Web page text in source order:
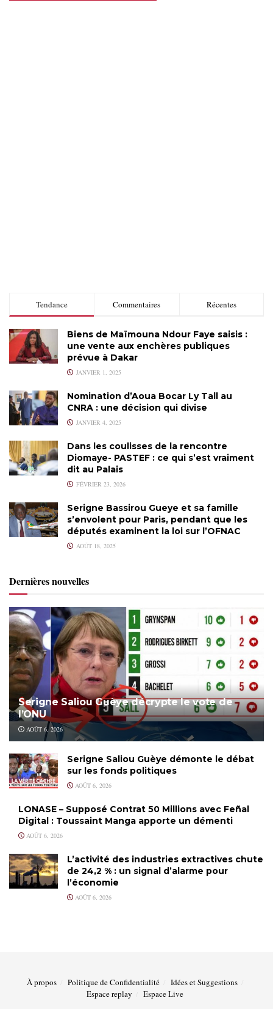
Tendance Commentaires Récentes
Biens de Maïmouna Ndour Faye saisis :
une vente aux enchères publiques
prévue à Dakar
JANVIER 1, 2025
Nomination d’Aoua Bocar Ly Tall au
CNRA : une décision qui divise
JANVIER 4, 2025
Dans les coulisses de la rencontre
Diomaye- PASTEF : ce qui s’est vraiment
dit au Palais
FÉVRIER 23, 2026
Serigne Bassirou Gueye et sa famille
s’envolent pour Paris, pendant que les
députés examinent la loi sur l’OFNAC
AOÛT 18, 2025
Dernières nouvelles
Serigne Saliou Guèye décrypte le vote de
l’ONU
AOÛT 6, 2026
Serigne Saliou Guèye démonte le débat
sur les fonds politiques
AOÛT 6, 2026
LONASE – Supposé Contrat 50 Millions avec Feñal
Digital : Toussaint Manga apporte un démenti
AOÛT 6, 2026
L’activité des industries extractives chute
de 24,2 % : un signal d’alarme pour
l’économie
AOÛT 6, 2026
À propos Politique de Confidentialité
Idées et Suggestions
Espace replay
Espace Live